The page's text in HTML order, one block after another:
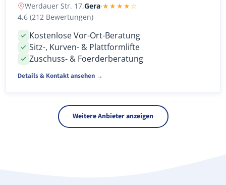
Werdauer Str. 17,Gera·★★★★☆
4,6 (212 Bewertungen)
Kostenlose Vor-Ort-Beratung
Sitz-, Kurven- & Plattformlifte
Zuschuss- & Foerderberatung
Details & Kontakt ansehen →
Weitere Anbieter anzeigen